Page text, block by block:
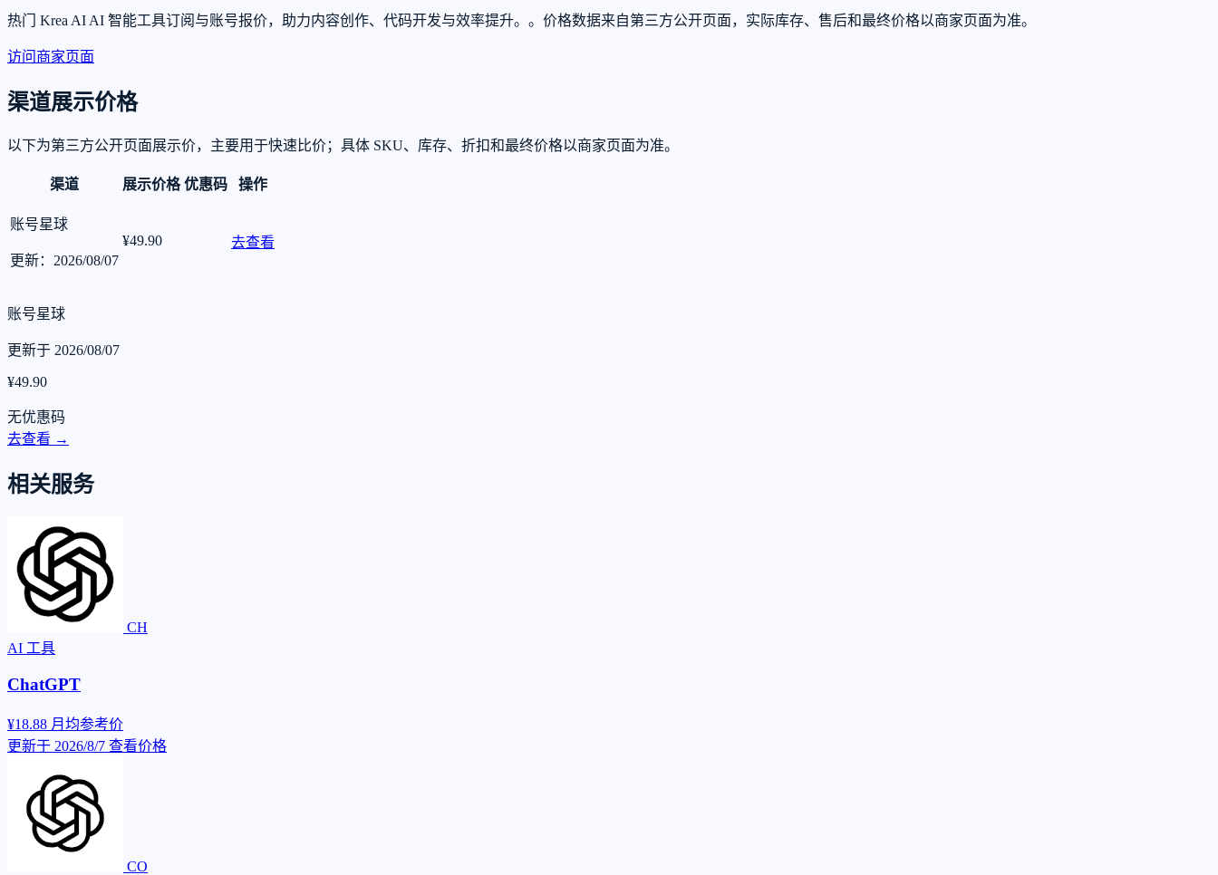
热门 Krea AI AI 智能工具订阅与账号报价，助力内容创作、代码开发与效率提升。。价格数据来自第三方公开页面，实际库存、售后和最终价格以商家页面为准。
访问商家页面
渠道展示价格
以下为第三方公开页面展示价，主要用于快速比价；具体 SKU、库存、折扣和最终价格以商家页面为准。
渠道 展示价格 优惠码 操作
账号星球
更新：2026/08/07
¥49.90 去查看
账号星球
更新于 2026/08/07
¥49.90
无优惠码
去查看 →
相关服务
CH
AI 工具
ChatGPT
¥18.88 月均参考价
更新于 2026/8/7 查看价格
CO